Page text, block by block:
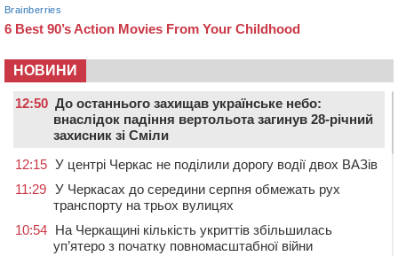
НОВИНИ
12:50 До останнього захищав українське небо:
внаслідок падіння вертольота загинув 28-річний
захисник зі Сміли
12:15 У центрі Черкас не поділили дорогу водії двох ВАЗів
11:29 У Черкасах до середини серпня обмежать рух
транспорту на трьох вулицях
10:54 На Черкащині кількість укриттів збільшилась
уп’ятеро з початку повномасштабної війни